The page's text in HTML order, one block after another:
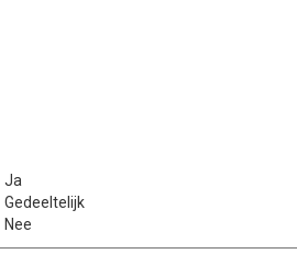
Ja
Gedeeltelijk
Nee